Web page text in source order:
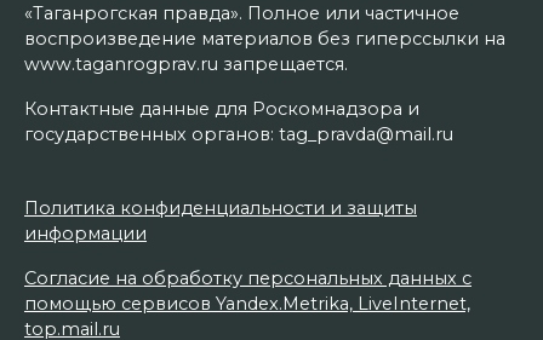
«Таганрогская правда». Полное или частичное
воспроизведение материалов без гиперссылки на
www.taganrogprav.ru запрещается.
Контактные данные для Роскомнадзора и
государственных органов: tag_pravda@mail.ru
Политика конфиденциальности и защиты
информации
Согласие на обработку персональных данных с
помощью сервисов Yandex.Metrika, LiveInternet,
top.mail.ru